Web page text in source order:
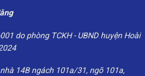
do phòng TCKH - UBND huyện Hoài
14B ngách 101a/31, ngõ 101a,